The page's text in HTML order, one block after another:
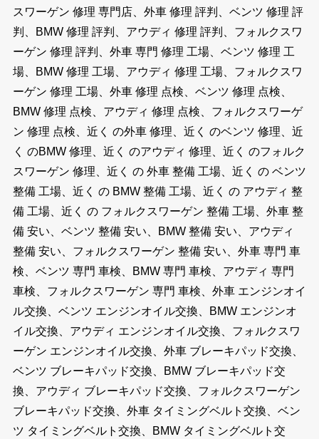
スワーゲン 修理 専門店、外車 修理 評判、ベンツ 修理 評
判、BMW 修理 評判、アウディ 修理 評判、フォルクスワ
ーゲン 修理 評判、外車 専門 修理 工場、ベンツ 修理 工
場、BMW 修理 工場、アウディ 修理 工場、フォルクスワ
ーゲン 修理 工場、外車 修理 点検、ベンツ 修理 点検、
BMW 修理 点検、アウディ 修理 点検、フォルクスワーゲ
ン 修理 点検、近く の外車 修理、近く のベンツ 修理、近
く のBMW 修理、近く のアウディ 修理、近く のフォルク
スワーゲン 修理、近く の 外車 整備 工場、近く の ベンツ
整備 工場、近く の BMW 整備 工場、近く の アウディ 整
備 工場、近く の フォルクスワーゲン 整備 工場、外車 整
備 安い、ベンツ 整備 安い、BMW 整備 安い、アウディ
整備 安い、フォルクスワーゲン 整備 安い、外車 専門 車
検、ベンツ 専門 車検、BMW 専門 車検、アウディ 専門
車検、フォルクスワーゲン 専門 車検、外車 エンジンオイ
ル交換、ベンツ エンジンオイル交換、BMW エンジンオ
イル交換、アウディ エンジンオイル交換、フォルクスワ
ーゲン エンジンオイル交換、外車 ブレーキパッド交換、
ベンツ ブレーキパッド交換、BMW ブレーキパッド交
換、アウディ ブレーキパッド交換、フォルクスワーゲン
ブレーキパッド交換、外車 タイミングベルト交換、ベン
ツ タイミングベルト交換、BMW タイミングベルト交